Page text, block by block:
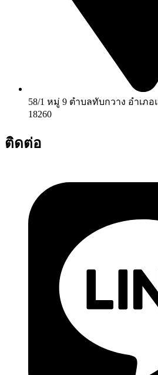
58/1 หมู่ 9 ตำบลทับกวาง อำเภ
18260
ติดต่อ